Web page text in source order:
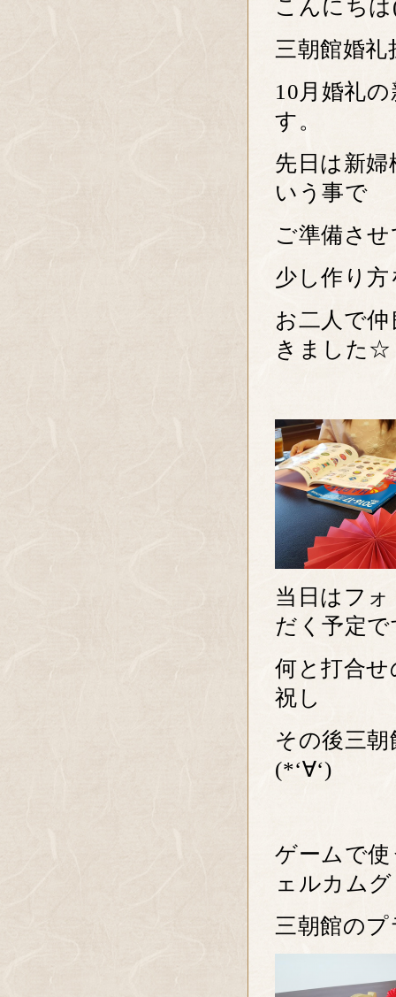
こんにち
三朝館婚
10月婚礼
す。
先日は新
いう事で
ご準備さ
少し作り
お二人で
きました☆
当日はフ
だく予定で
何と打合
祝し
その後三
(*‘∀‘)
ゲームで
ェルカム
三朝館の